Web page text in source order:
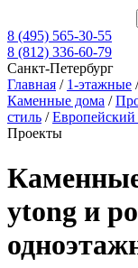
8 (495) 565-30-55
8 (812) 336-60-79
Санкт-Петербург
Главная / 1-этажные
Каменные дома /
стиль /Европейский
Проекты
ytong и